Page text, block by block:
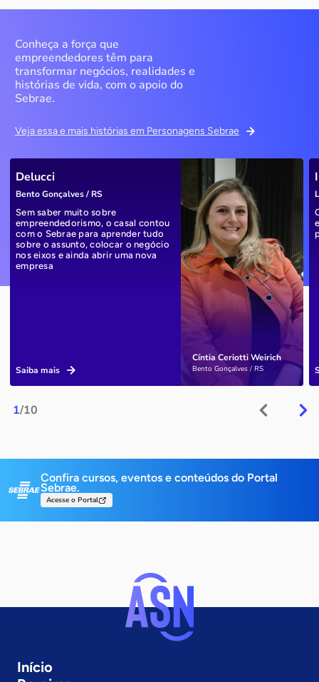
Conheça a força que
empreendedores têm para
transformar negócios, realidades e
histórias de vida, com o apoio do
Sebrae.
Veja essa e mais histórias em Personagens Sebrae
1/10
Cíntia Ceriotti Weirich
Bento Gonçalves / RS
Delucci
Bento Gonçalves / RS
Sem saber muito sobre
empreendedorismo, o casal contou
com o Sebrae para aprender tudo
sobre o assunto, colocar o negócio
nos eixos e ainda abrir uma nova
empresa
Saiba mais
Confira cursos, eventos e conteúdos do Portal
Sebrae.
Acesse o Portal
Início